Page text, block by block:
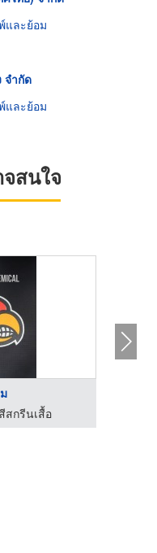
และย้อม
จำกัด
และย้อม
สนใจ
สกรีนเสื้อ